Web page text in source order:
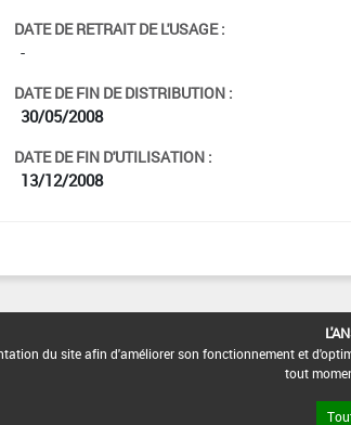
DATE DE RETRAIT DE L'USAGE :
-
DATE DE FIN DE DISTRIBUTION :
30/05/2008
DATE DE FIN D'UTILISATION :
13/12/2008
du site afin d'améliorer son fonctionnement et
tout